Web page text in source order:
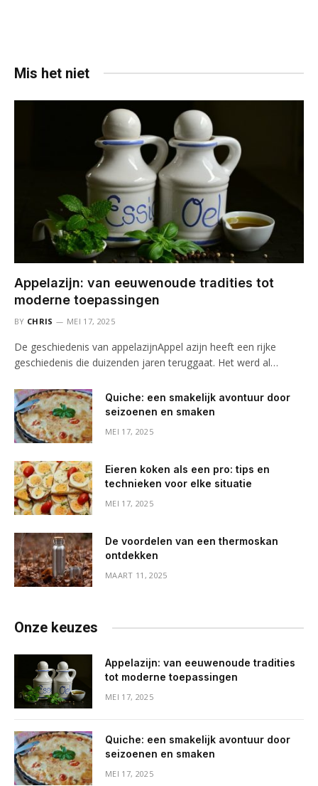
Mis het niet
Appelazijn: van eeuwenoude tradities tot
moderne toepassingen
BY CHRIS MEI 17, 2025
De geschiedenis van appelazijnAppel azijn heeft een rijke
geschiedenis die duizenden jaren teruggaat. Het werd al…
Quiche: een smakelijk avontuur door
seizoenen en smaken
MEI 17, 2025
Eieren koken als een pro: tips en
technieken voor elke situatie
MEI 17, 2025
De voordelen van een thermoskan
ontdekken
MAART 11, 2025
Onze keuzes
Appelazijn: van eeuwenoude tradities
tot moderne toepassingen
MEI 17, 2025
Quiche: een smakelijk avontuur door
seizoenen en smaken
MEI 17, 2025